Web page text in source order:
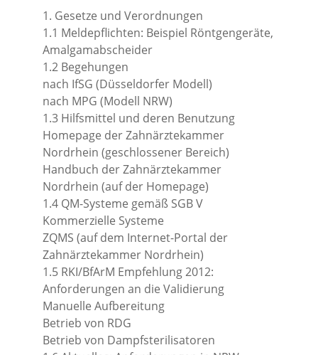
1. Gesetze und Verordnungen
1.1 Meldepflichten: Beispiel Röntgengeräte,
Amalgamabscheider
1.2 Begehungen
nach IfSG (Düsseldorfer Modell)
nach MPG (Modell NRW)
1.3 Hilfsmittel und deren Benutzung
Homepage der Zahnärztekammer
Nordrhein (geschlossener Bereich)
Handbuch der Zahnärztekammer
Nordrhein (auf der Homepage)
1.4 QM-Systeme gemäß SGB V
Kommerzielle Systeme
ZQMS (auf dem Internet-Portal der
Zahnärztekammer Nordrhein)
1.5 RKI/BfArM Empfehlung 2012:
Anforderungen an die Validierung
Manuelle Aufbereitung
Betrieb von RDG
Betrieb von Dampfsterilisatoren